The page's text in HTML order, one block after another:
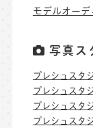
モデルオーデ
写真ス
プレシュスタ
プレシュスタ
プレシュスタ
プレシュスタ